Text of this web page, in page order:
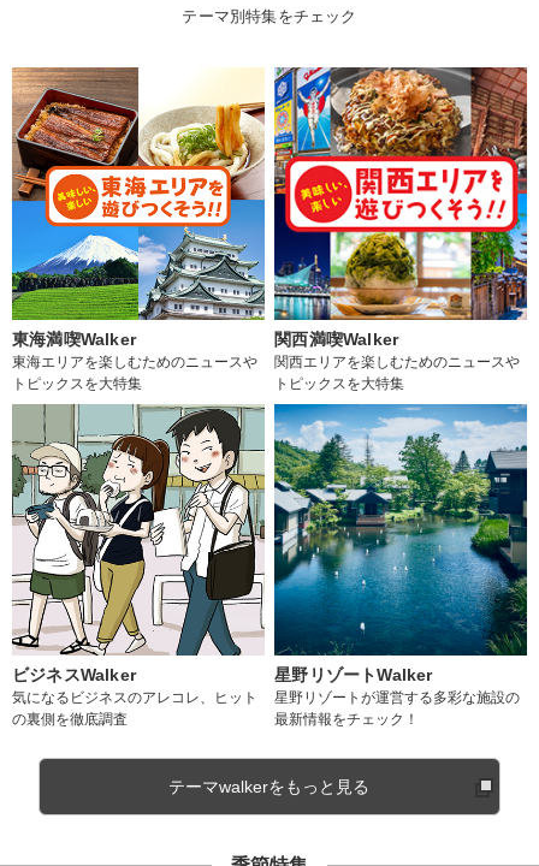
テーマ別特集をチェック
東海満喫Walker
東海エリアを楽しむためのニュースや
トピックスを大特集
関西満喫Walker
関西エリアを楽しむためのニュースや
トピックスを大特集
ビジネスWalker
気になるビジネスのアレコレ、ヒット
の裏側を徹底調査
星野リゾートWalker
星野リゾートが運営する多彩な施設の
最新情報をチェック！
テーマwalkerをもっと見る